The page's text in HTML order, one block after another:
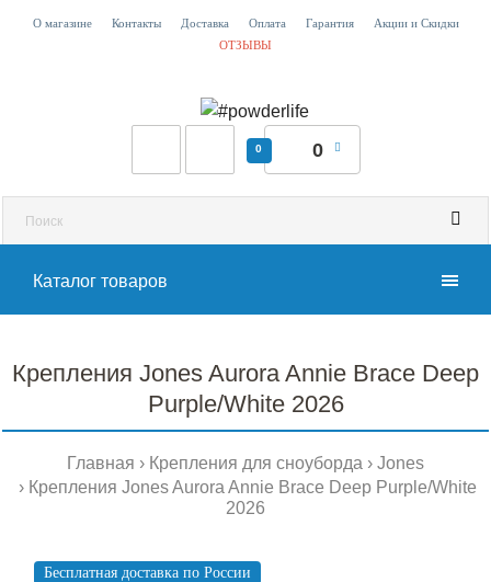
О магазине Контакты Доставка Оплата Гарантия
Акции и Скидки
ОТЗЫВЫ
0 0
Каталог товаров
Крепления Jones Aurora Annie Brace Deep
Purple/White 2026
Главная Крепления для сноуборда
Jones
Крепления Jones Aurora Annie Brace Deep Purple/White
2026
Бесплатная доставка по России